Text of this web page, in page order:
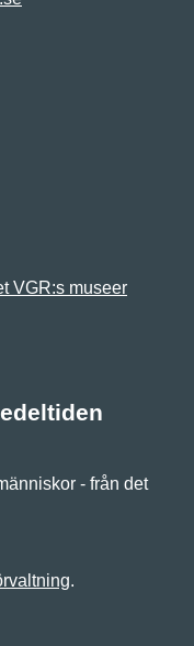
VGR:s museer
- från det
.